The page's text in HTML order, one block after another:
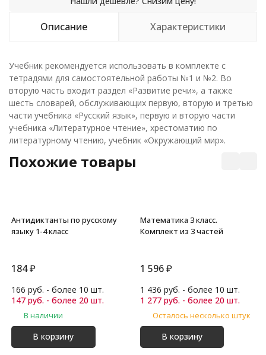
Описание Характеристики
Учебник рекомендуется использовать в комплекте с
тетрадями для самостоятельной работы №1 и №2. Во
вторую часть входит раздел «Развитие речи», а также
шесть словарей, обслуживающих первую, вторую и третью
части учебника «Русский язык», первую и вторую части
учебника «Литературное чтение», хрестоматию по
литературному чтению, учебник «Окружающий мир».
Похожие товары
Антидиктанты по русскому
языку 1-4 класс
184₽
166 руб. - более 10 шт.
147 руб. - более 20 шт.
В наличии
В корзину
Математика 3 класс.
Комплект из 3 частей
1 596 ₽
1 436 руб. - более 10 шт.
1 277 руб. - более 20 шт.
Осталось несколько штук
В корзину